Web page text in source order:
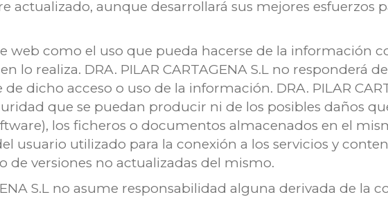
actualizado, aunque desarrollará sus mejores esfuerzos
web como el uso que pueda hacerse de la información
lo realiza. DRA. PILAR CARTAGENA S.L no responderá
dicho acceso o uso de la información. DRA. PILAR
que se puedan producir ni de los posibles daños
los ficheros o documentos almacenados en el
usuario utilizado para la conexión a los servicios y
de versiones no actualizadas del mismo.
S.L no asume responsabilidad alguna derivada de la